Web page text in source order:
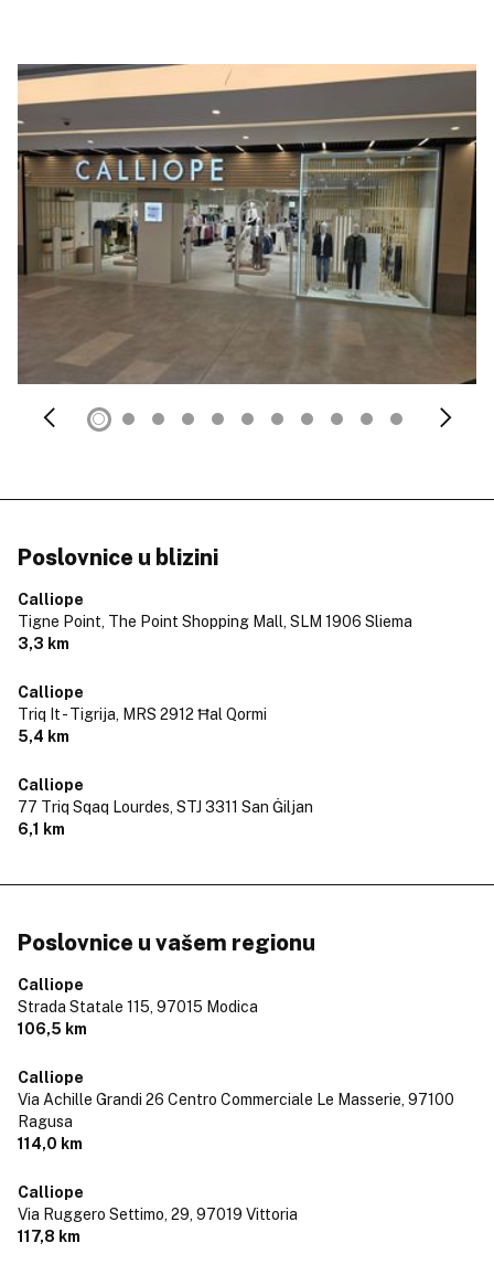
Poslovnice u blizini
Calliope
Tigne Point, The Point Shopping Mall, SLM 1906 Sliema
3,3 km
Calliope
Triq It - Tigrija,
MRS 2912 Ħal Qormi
5,4 km
Calliope
77 Triq Sqaq Lourdes, STJ 3311 San Ġiljan
6,1 km
Poslovnice u vašem regionu
Calliope
Strada Statale 115, 97015 Modica
106,5 km
Calliope
Via Achille Grandi 26 Centro Commerciale Le Masserie, 97100
Ragusa
114,0 km
Calliope
Via Ruggero Settimo, 29, 97019 Vittoria
117,8 km